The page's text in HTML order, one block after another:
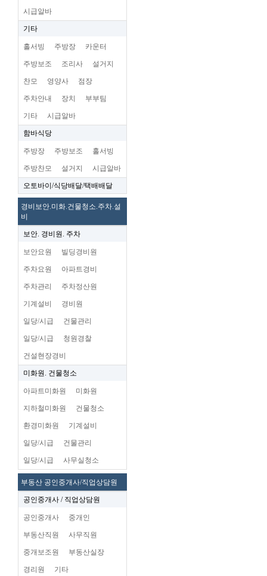
시급알바
기타
홀서빙 주방장 카운터
주방보조 조리사 설거지
찬모 영양사 점장
주차안내 장치 부부팀
기타 시급알바
함바식당
주방장 주방보조 홀서빙
주방찬모 설거지 시급알바
오토바이/식당배달/택배배달
경비보안.미화.건물청소.주차.설
비
보안. 경비원. 주차
보안요원 빌딩경비원
주차요원 아파트경비
주차관리 주차정산원
기계설비 경비원
일당/시급 건물관리
일당/시급 청원경찰
건설현장경비
미화원. 건물청소
아파트미화원 미화원
지하철미화원 건물청소
환경미화원 기계설비
일당/시급 건물관리
일당/시급 사무실청소
부동산 공인중개사/직업상담원
공인중개사 / 직업상담원
공인중개사 중개인
부동산직원 사무직원
중개보조원 부동산실장
경리원 기타